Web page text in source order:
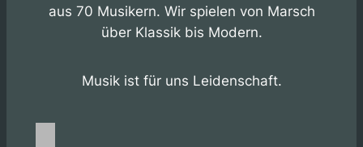
aus 70 Musikern. Wir spielen von Marsch
über Klassik bis Modern.
Musik ist für uns Leidenschaft.